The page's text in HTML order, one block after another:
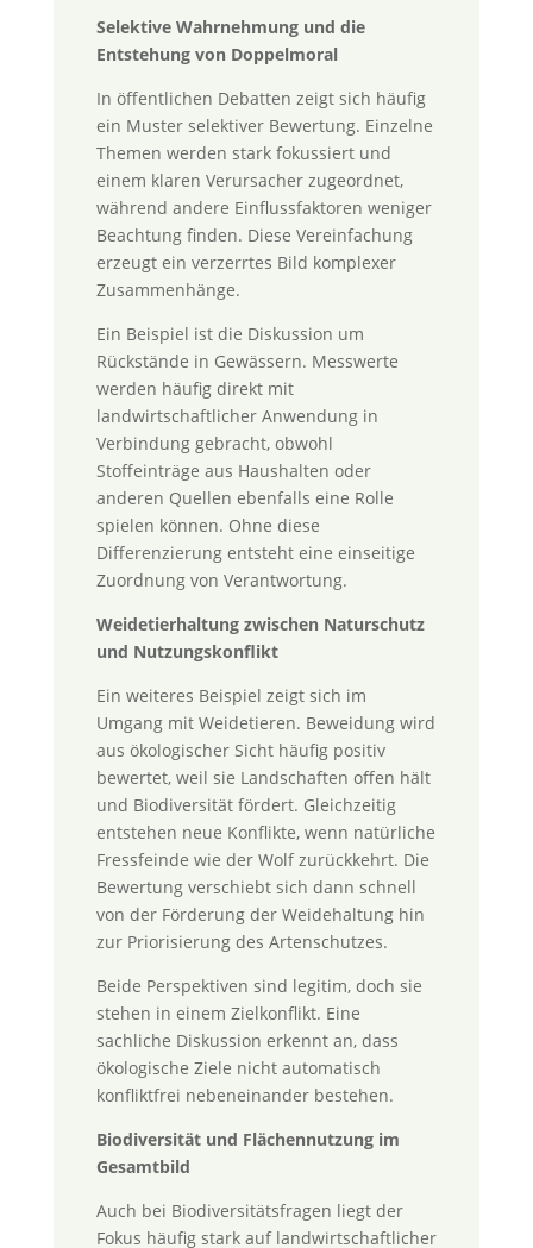
Selektive Wahrnehmung und die
Entstehung von Doppelmoral
In öffentlichen Debatten zeigt sich häufig
ein Muster selektiver Bewertung. Einzelne
Themen werden stark fokussiert und
einem klaren Verursacher zugeordnet,
während andere Einflussfaktoren weniger
Beachtung finden. Diese Vereinfachung
erzeugt ein verzerrtes Bild komplexer
Zusammenhänge.
Ein Beispiel ist die Diskussion um
Rückstände in Gewässern. Messwerte
werden häufig direkt mit
landwirtschaftlicher Anwendung in
Verbindung gebracht, obwohl
Stoffeinträge aus Haushalten oder
anderen Quellen ebenfalls eine Rolle
spielen können. Ohne diese
Differenzierung entsteht eine einseitige
Zuordnung von Verantwortung.
Weidetierhaltung zwischen Naturschutz
und Nutzungskonflikt
Ein weiteres Beispiel zeigt sich im
Umgang mit Weidetieren. Beweidung wird
aus ökologischer Sicht häufig positiv
bewertet, weil sie Landschaften offen hält
und Biodiversität fördert. Gleichzeitig
entstehen neue Konflikte, wenn natürliche
Fressfeinde wie der Wolf zurückkehrt. Die
Bewertung verschiebt sich dann schnell
von der Förderung der Weidehaltung hin
zur Priorisierung des Artenschutzes.
Beide Perspektiven sind legitim, doch sie
stehen in einem Zielkonflikt. Eine
sachliche Diskussion erkennt an, dass
ökologische Ziele nicht automatisch
konfliktfrei nebeneinander bestehen.
Biodiversität und Flächennutzung im
Gesamtbild
Auch bei Biodiversitätsfragen liegt der
Fokus häufig stark auf landwirtschaftlicher